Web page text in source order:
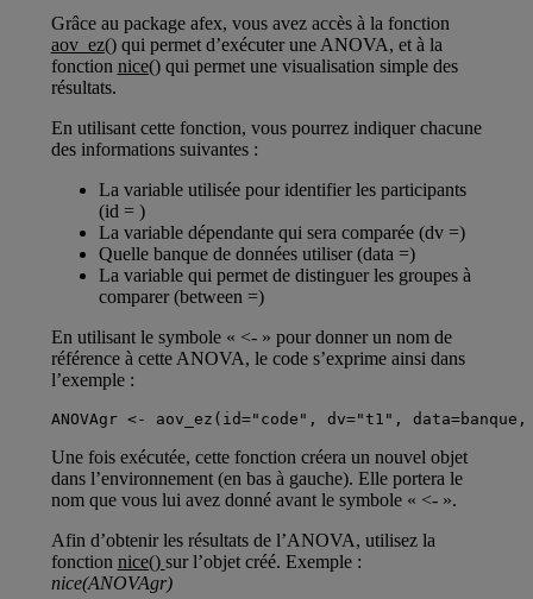
Grâce au package afex, vous avez accès à la fonction
aov_ez()qui permet d’exécuter une ANOVA, et à la
fonction nice()qui permet une visualisation simple des
résultats.
En utilisant cette fonction, vous pourrez indiquer chacune
des informations suivantes :
La variable utilisée pour identifier les participants
(id = )
La variable dépendante qui sera comparée (dv =)
Quelle banque de données utiliser (data =)
La variable qui permet de distinguer les groupes à
comparer (between =)
En utilisant le symbole « <- » pour donner un nom de
référence à cette ANOVA, le code s’exprime ainsi dans
l’exemple :
ANOVAgr <- aov_ez(id="code", dv="t1", data=banque,
Une fois exécutée, cette fonction créera un nouvel objet
dans l’environnement (en bas à gauche). Elle portera le
nom que vous lui avez donné avant le symbole « <- ».
Afin d’obtenir les résultats de l’ANOVA, utilisez la
fonction nice() sur l’objet créé. Exemple :
nice(ANOVAgr)